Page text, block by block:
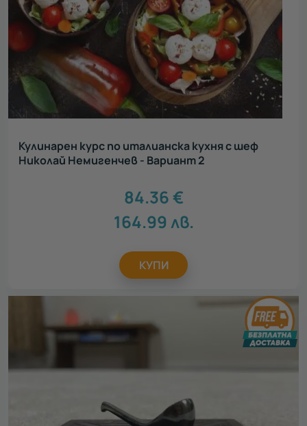
Кулинарен курс по италианска кухня с шеф
Николай Немигенчев - Вариант 2
84.36€
164.99 лв.
КУПИ